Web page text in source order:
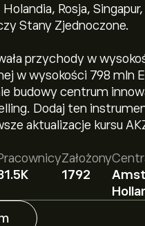
Rosja,
Stany Zjednoczone.
przychody w
w wysokości 798 mln
budowy centrum
Dodaj ten
aktualizacje kursu
Założony
1792